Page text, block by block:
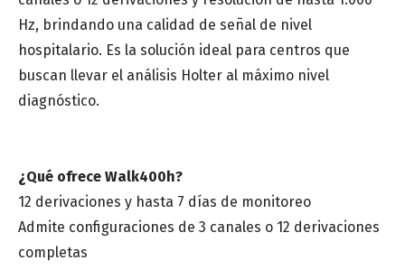
Correo*
Número de teléfono
Provincia*
Hz, brindando una calidad de señal de nivel
hospitalario. Es la solución ideal para centros que
buscan llevar el análisis Holter al máximo nivel
diagnóstico.
¿Qué ofrece Walk400h?
12 derivaciones y hasta 7 días de monitoreo
Admite configuraciones de 3 canales o 12 derivaciones
completas